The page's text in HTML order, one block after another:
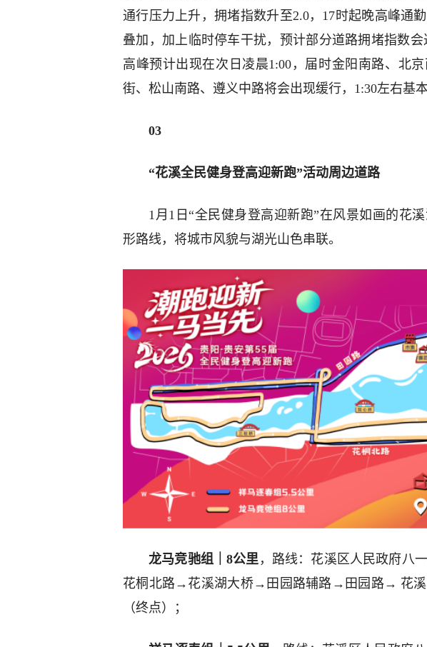
通行压力上升，拥堵指数升至2.0，17时起晚高峰通
叠加，加上临时停车干扰，预计部分道路拥堵指数
高峰预计出现在次日凌晨1:00，届时金阳南路、北
街、松山南路、遵义中路将会出现缓行，1:30左右基本
03
“花溪全民健身登高迎新跑”活动周边道路
1月1日“全民健身登高迎新跑”在风景如画的花
形路线，将城市风貌与湖光山色串联。
龙马竞驰组｜8公里 ，路线：花溪区人民政府八
花桐北路→花溪湖大桥→田园路辅路→田园路→ 花
（终点）；